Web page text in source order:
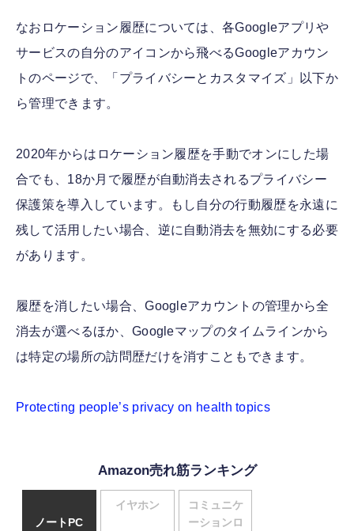
なおロケーション履歴については、各Googleアプリや
サービスの自分のアイコンから飛べるGoogleアカウン
トのページで、「プライバシーとカスタマイズ」以下か
ら管理できます。
2020年からはロケーション履歴を手動でオンにした場
合でも、18か月で履歴が自動消去されるプライバシー
保護策を導入しています。もし自分の行動履歴を永遠に
残して活用したい場合、逆に自動消去を無効にする必要
があります。
履歴を消したい場合、Googleアカウントの管理から全
消去が選べるほか、Googleマップのタイムラインから
は特定の場所の訪問歴だけを消すこともできます。
Protecting people’s privacy on health topics
Amazon売れ筋ランキング
ノートPC
イヤホン
コミュニケ
ーションロ